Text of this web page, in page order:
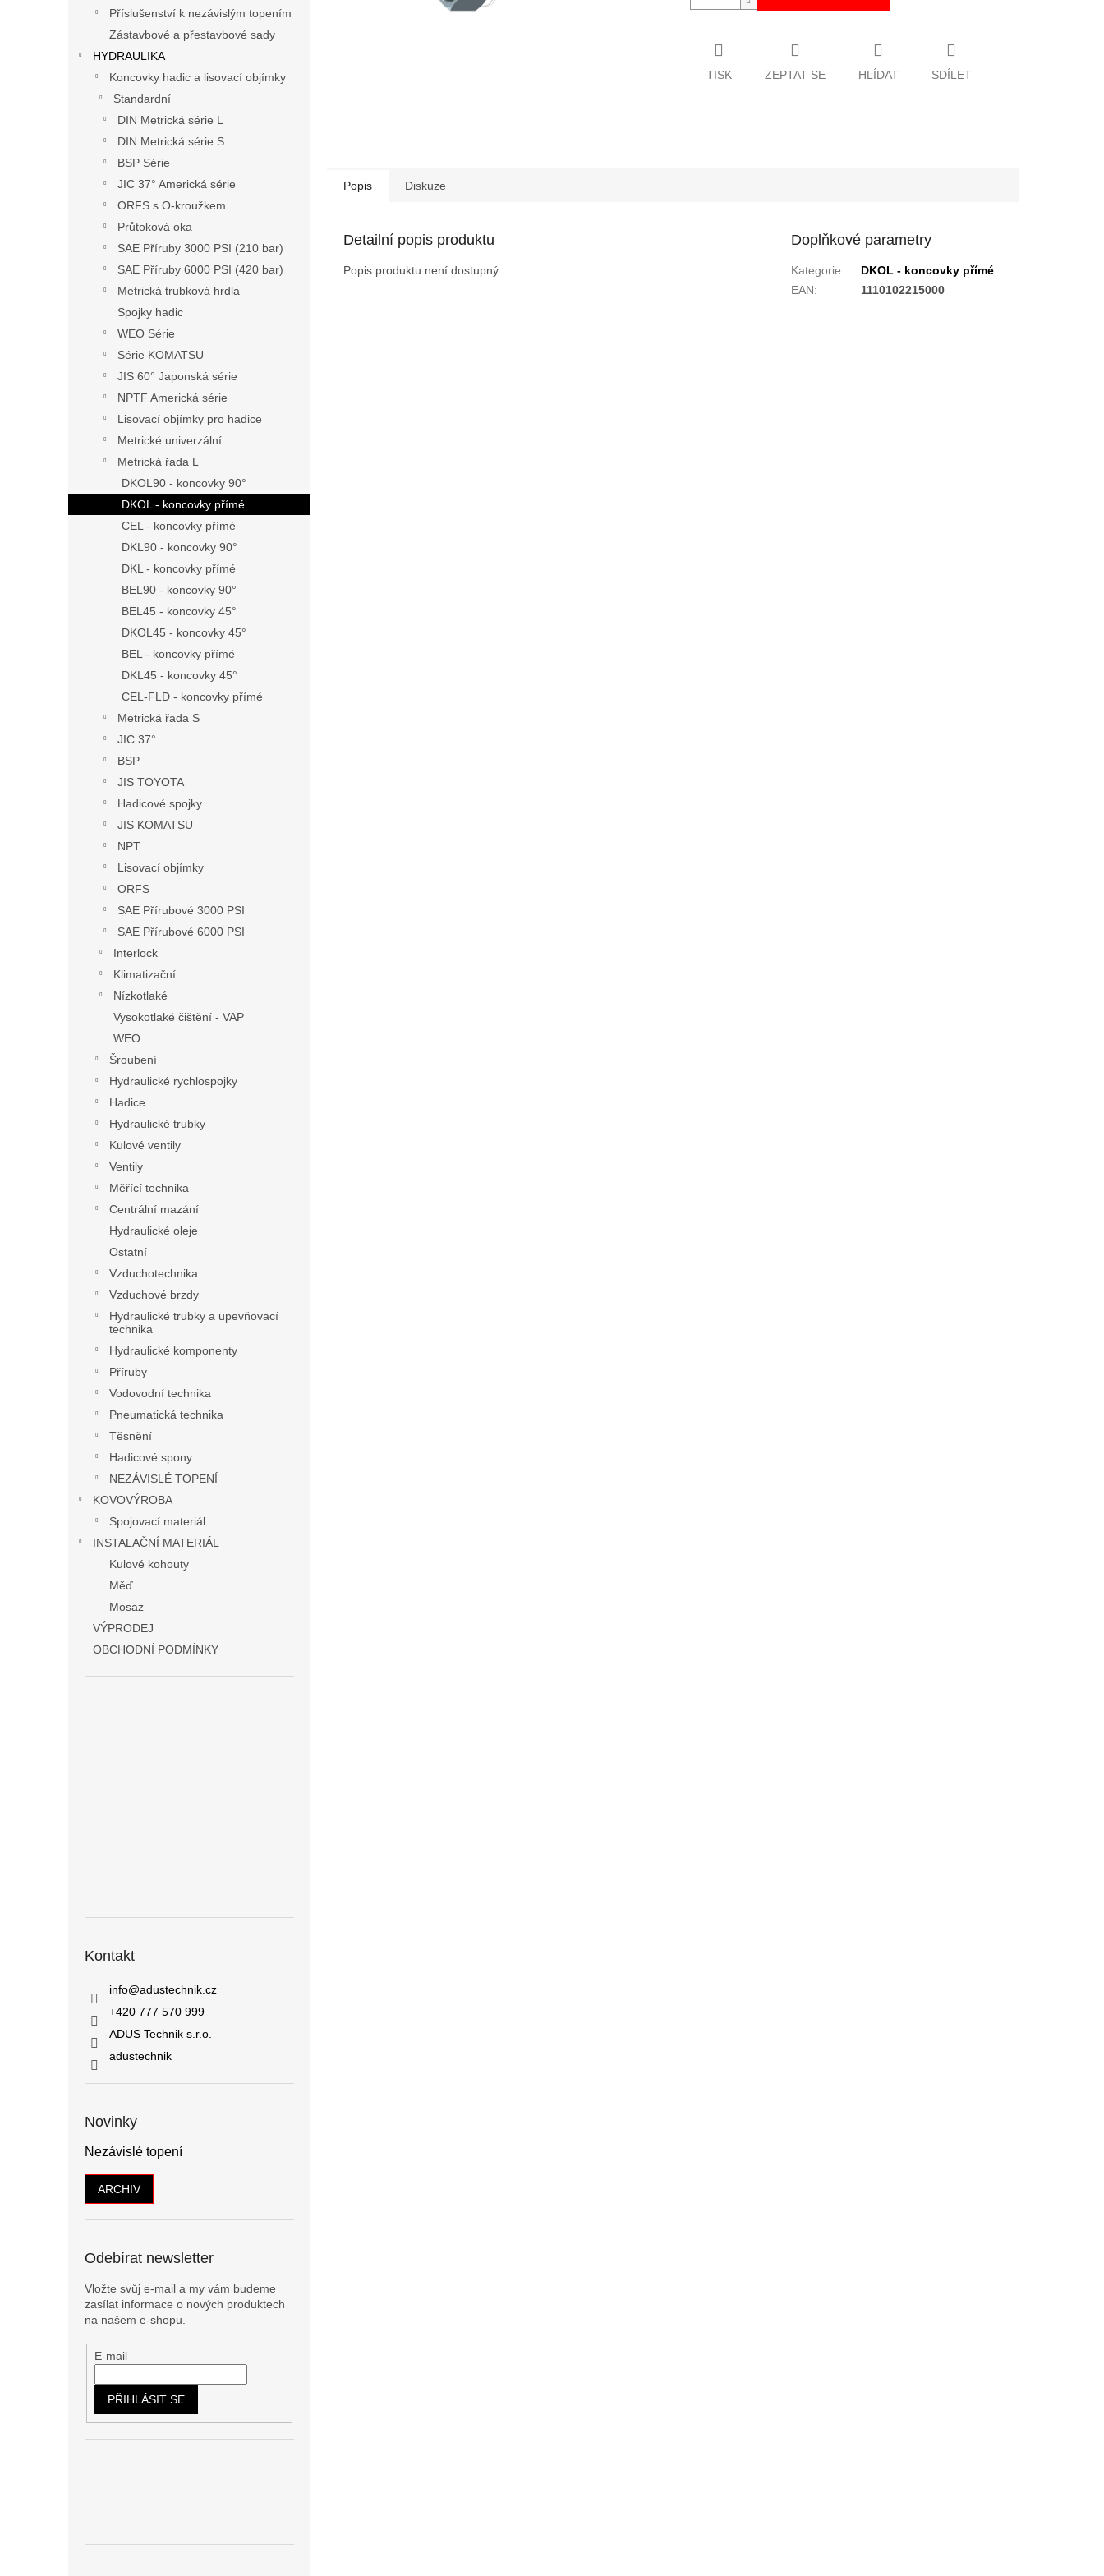
Příslušenství k nezávislým topením
Zástavbové a přestavbové sady
HYDRAULIKA
Koncovky hadic a lisovací objímky
Standardní
DIN Metrická série L
DIN Metrická série S
BSP Série
JIC 37° Americká série
ORFS s O-kroužkem
Průtoková oka
SAE Příruby 3000 PSI (210 bar)
SAE Příruby 6000 PSI (420 bar)
Metrická trubková hrdla
Spojky hadic
WEO Série
Série KOMATSU
JIS 60° Japonská série
NPTF Americká série
Lisovací objímky pro hadice
Metrické univerzální
Metrická řada L
DKOL90 - koncovky 90°
DKOL - koncovky přímé
CEL - koncovky přímé
DKL90 - koncovky 90°
DKL - koncovky přímé
BEL90 - koncovky 90°
BEL45 - koncovky 45°
DKOL45 - koncovky 45°
BEL - koncovky přímé
DKL45 - koncovky 45°
CEL-FLD - koncovky přímé
Metrická řada S
JIC 37°
BSP
JIS TOYOTA
Hadicové spojky
JIS KOMATSU
NPT
Lisovací objímky
ORFS
SAE Přírubové 3000 PSI
SAE Přírubové 6000 PSI
Interlock
Klimatizační
Nízkotlaké
Vysokotlaké čištění - VAP
WEO
Šroubení
Hydraulické rychlospojky
Hadice
Hydraulické trubky
Kulové ventily
Ventily
Měřící technika
Centrální mazání
Hydraulické oleje
Ostatní
Vzduchotechnika
Vzduchové brzdy
Hydraulické trubky a upevňovací
technika
Hydraulické komponenty
Příruby
Vodovodní technika
Pneumatická technika
Těsnění
Hadicové spony
NEZÁVISLÉ TOPENÍ
KOVOVÝROBA
Spojovací materiál
INSTALAČNÍ MATERIÁL
Kulové kohouty
Měď
Mosaz
VÝPRODEJ
OBCHODNÍ PODMÍNKY
Kontakt
info@adustechnik.cz
+420 777 570 999
ADUS Technik s.r.o.
adustechnik
Novinky
Nezávislé topení
ARCHIV
Odebírat newsletter
Vložte svůj e-mail a my vám budeme
zasílat informace o nových produktech
na našem e-shopu.
E-mail
PŘIHLÁSIT SE
TISK ZEPTAT SE HLÍDAT SDÍLET
Popis Diskuze
Detailní popis produktu
Popis produktu není dostupný
Doplňkové parametry
Kategorie:
DKOL - koncovky přímé
EAN: 1110102215000